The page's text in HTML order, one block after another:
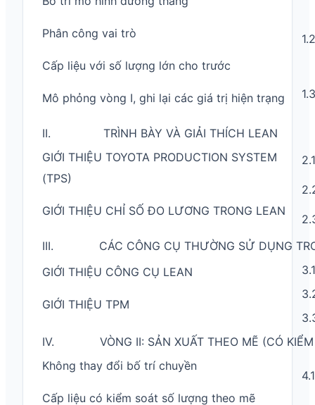
Phân công vai trò
Cấp liệu với số lượng lớn cho trước
Mô phỏng vòng I, ghi lại các giá trị hiện trạng
1.2
1.3
II. TRÌNH BÀY VÀ GIẢI THÍCH LEAN
GIỚI THIỆU TOYOTA PRODUCTION SYSTEM
(TPS)
GIỚI THIỆU CHỈ SỐ ĐO LƯƠNG TRONG LEAN
2.1
III. CÁC CÔNG CỤ THƯỜNG SỬ DỤNG
GIỚI THIỆU CÔNG CỤ LEAN
GIỚI THIỆU TPM
3.1
IV. VÒNG II: SẢN XUẤT THEO MẼ (CÓ KIỂM
Không thay đổi bố trí chuyền
Cấp liệu có kiểm soát số lượng theo mẽ
4.1